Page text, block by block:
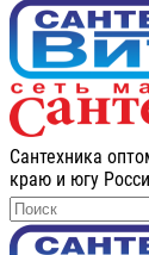
Сантехника
краю и югу